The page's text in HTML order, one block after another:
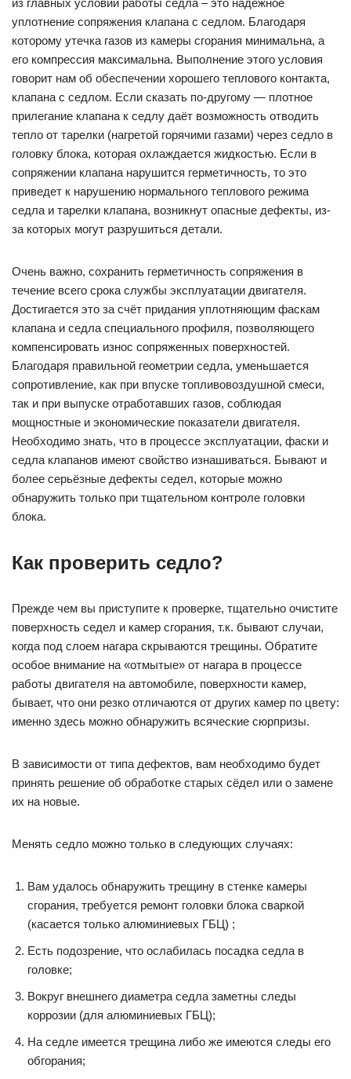
уплотнение сопряжения клапана с седлом. Благодаря
которому утечка газов из камеры сгорания минимальна, а
его компрессия максимальна. Выполнение этого условия
говорит нам об обеспечении хорошего теплового контакта,
клапана с седлом. Если сказать по-другому — плотное
прилегание клапана к седлу даёт возможность отводить
тепло от тарелки (нагретой горячими газами) через седло в
головку блока, которая охлаждается жидкостью. Если в
сопряжении клапана нарушится герметичность, то это
приведет к нарушению нормального теплового режима
седла и тарелки клапана, возникнут опасные дефекты, из-
за которых могут разрушиться детали.
Очень важно, сохранить герметичность сопряжения в
течение всего срока службы эксплуатации двигателя.
Достигается это за счёт придания уплотняющим фаскам
клапана и седла специального профиля, позволяющего
компенсировать износ сопряженных поверхностей.
Благодаря правильной геометрии седла, уменьшается
сопротивление, как при впуске топливовоздушной смеси,
так и при выпуске отработавших газов, соблюдая
мощностные и экономические показатели двигателя.
Необходимо знать, что в процессе эксплуатации, фаски и
седла клапанов имеют свойство изнашиваться. Бывают и
более серьёзные дефекты седел, которые можно
обнаружить только при тщательном контроле головки
блока.
Как проверить седло?
Прежде чем вы приступите к проверке, тщательно очистите
поверхность седел и камер сгорания, т.к. бывают случаи,
когда под слоем нагара скрываются трещины. Обратите
особое внимание на «отмытые» от нагара в процессе
работы двигателя на автомобиле, поверхности камер,
бывает, что они резко отличаются от других камер по цвету:
именно здесь можно обнаружить всяческие сюрпризы.
В зависимости от типа дефектов, вам необходимо будет
принять решение об обработке старых сёдел или о замене
их на новые.
Менять седло можно только в следующих случаях:
Вам удалось обнаружить трещину в стенке камеры
сгорания, требуется ремонт головки блока сваркой
(касается только алюминиевых ГБЦ) ;
Есть подозрение, что ослабилась посадка седла в
головке;
Вокруг внешнего диаметра седла заметны следы
коррозии (для алюминиевых ГБЦ);
На седле имеется трещина либо же имеются следы его
обгорания;